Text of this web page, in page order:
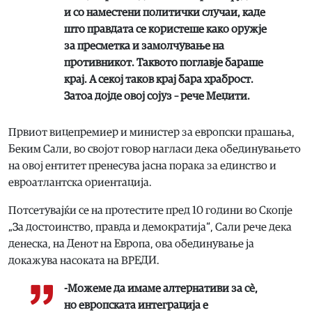
и со наместени политички случаи, каде
што правдата се користеше како оружје
за пресметка и замолчување на
противникот. Таквото поглавје бараше
крај. А секој таков крај бара храброст.
Затоа дојде овој сојуз – рече Меџити.
Првиот вицепремиер и министер за европски прашања,
Беким Сали, во својот говор нагласи дека обединувањето
на овој ентитет пренесува јасна порака за единство и
евроатлантска ориентација.
Потсетувајќи се на протестите пред 10 години во Скопјe
„За достоинство, правда и демократија“, Сали рече дека
денеска, на Денот на Европа, ова обединување ја
докажува насоката на ВРЕДИ.
-Можеме да имаме алтернативи за сè,
но европската интеграција е